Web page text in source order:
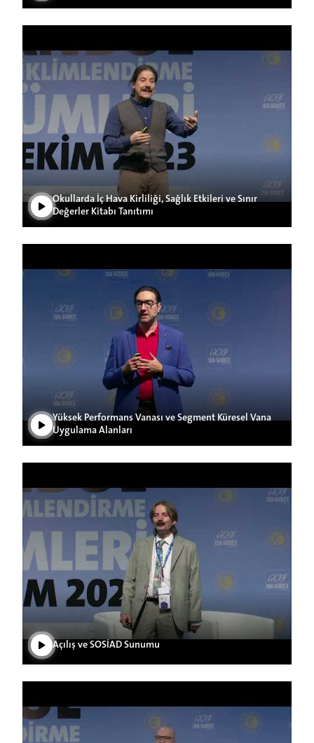
Play Video
Okullarda İç Hava Kirliliği, Sağlık Etkileri ve Sınır
Değerler Kitabı Tanıtımı
Play Video
Yüksek Performans Vanası ve Segment Küresel Vana
Uygulama Alanları
Play Video
Açılış ve SOSİAD Sunumu